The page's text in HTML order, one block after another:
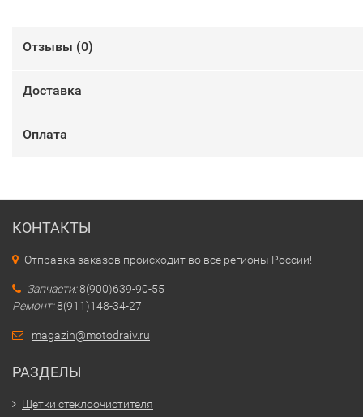
Отзывы (0)
Доставка
Оплата
КОНТАКТЫ
Отправка заказов происходит во все регионы России!
Запчасти:8(900)639-90-55
Ремонт:8(911)148-34-27
magazin@motodraiv.ru
РАЗДЕЛЫ
Щетки стеклоочистителя